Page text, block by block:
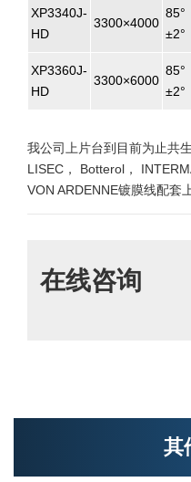
XP3340J-
HD
3300×4000
85°
±2°
XP3360J-
HD
3300×6000
85°
±2°
我公司上片台到目前为止共
LISEC， Botterol，
VON ARDENNE镀膜线配套
在线咨询
其